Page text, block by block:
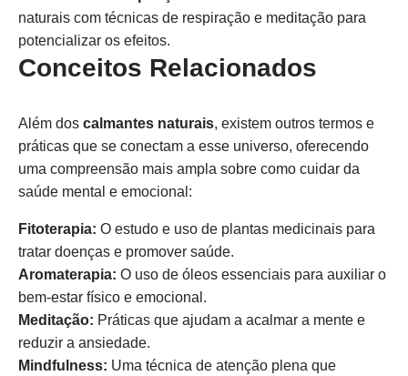
naturais com técnicas de respiração e meditação para
potencializar os efeitos.
Conceitos Relacionados
Além dos calmantes naturais, existem outros termos e
práticas que se conectam a esse universo, oferecendo
uma compreensão mais ampla sobre como cuidar da
saúde mental e emocional:
Fitoterapia: O estudo e uso de plantas medicinais para
tratar doenças e promover saúde.
Aromaterapia: O uso de óleos essenciais para auxiliar o
bem-estar físico e emocional.
Meditação: Práticas que ajudam a acalmar a mente e
reduzir a ansiedade.
Mindfulness: Uma técnica de atenção plena que